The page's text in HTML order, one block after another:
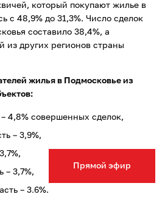
Прямой эфир
который покупают жилье в
с 48,9% до 31,3%. Число сделок
составило 38,4%, а
из других регионов страны
жилья в Подмосковье из
4,8% совершенных сделок,
– 3,9%,
– 3,7%,
– 3,6%.